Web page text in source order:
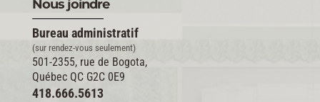
Nous joindre
Bureau administratif
(sur rendez-vous seulement)
501-2355, rue de Bogota,
Québec QC G2C 0E9
418.666.5613